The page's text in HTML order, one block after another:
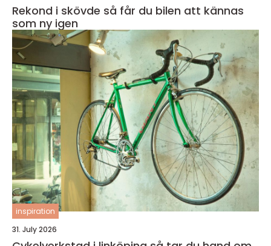
Rekond i skövde så får du bilen att kännas
som ny igen
inspiration
31. July 2026